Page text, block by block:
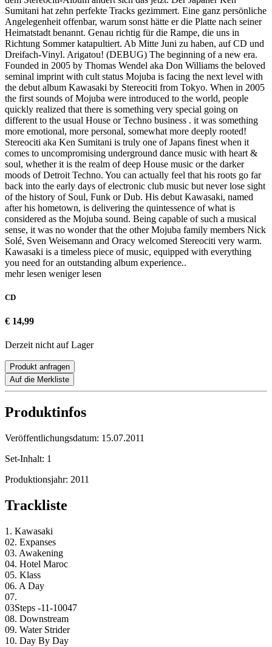
Sumitani hat zehn perfekte Tracks gezimmert. Eine ganz persönliche
Angelegenheit offenbar, warum sonst hätte er die Platte nach seiner
Heimatstadt benannt. Genau richtig für die Rampe, die uns in
Richtung Sommer katapultiert. Ab Mitte Juni zu haben, auf CD und
Dreifach-Vinyl. Arigatou! (DEBUG) The beginning of a new era.
Founded in 2005 by Thomas Wendel aka Don Williams the beloved
seminal imprint with cult status Mojuba is facing the next level with
the debut album Kawasaki by Stereociti from Tokyo. When in 2005
the first sounds of Mojuba were introduced to the world, people
quickly realized that there is something very special going on
different to the usual House or Techno business . it was something
more emotional, more personal, somewhat more deeply rooted!
Stereociti aka Ken Sumitani is truly one of Japans finest when it
comes to uncompromising underground dance music with heart &
soul, whether it is the realm of deep House music or the darker
moods of Detroit Techno. You can actually feel that his roots go far
back into the early days of electronic club music but never lose sight
of the history of Soul, Funk or Dub. His debut Kawasaki, named
after his hometown, is delivering the quintessence of what is
considered as the Mojuba sound. Being capable of such a musical
sense, it was no wonder that the other Mojuba family members Nick
Solé, Sven Weisemann and Oracy welcomed Stereociti very warm.
Kawasaki is a timeless piece of music, equipped with everything
you need for an outstanding album experience..
mehr lesen weniger lesen
CD
€ 14,99
Derzeit nicht auf Lager
Produkt anfragen
Auf die Merkliste
Produktinfos
Veröffentlichungsdatum: 15.07.2011
Set-Inhalt: 1
Produktionsjahr: 2011
Trackliste
1. Kawasaki
02. Expanses
03. Awakening
04. Hotel Maroc
05. Klass
06. A Day
07.
03Steps -11-10047
08. Downstream
09. Water Strider
10. Day By Day